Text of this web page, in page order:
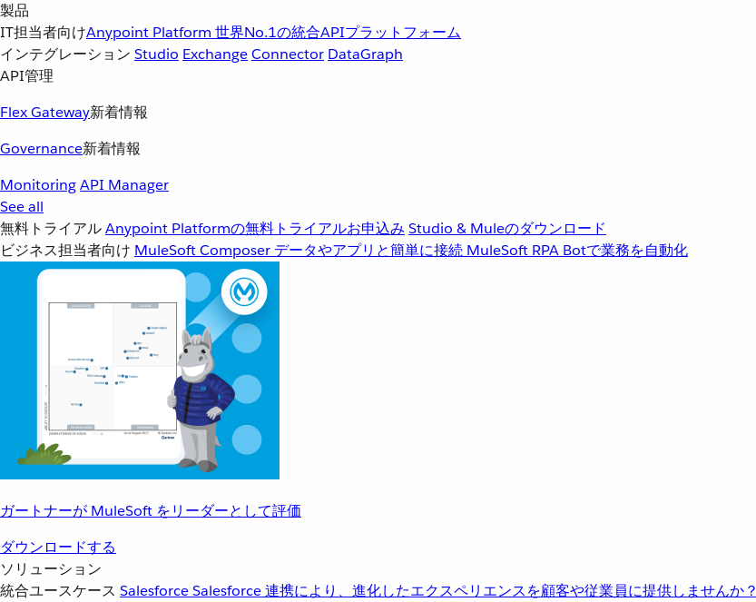
製品
IT担当者向けAnypoint Platform 世界No.1の統合APIプラットフォーム
インテグレーション Studio ExchangeConnector DataGraph
API管理
Flex Gateway新着情報
Governance新着情報
MonitoringAPI Manager
See all
無料トライアルAnypoint Platformの無料トライアルお申込み Studio & Muleのダウンロード
ビジネス担当者向け MuleSoft Composer データやアプリと簡単に接続 MuleSoft RPA Botで業務を自動化
ガートナーが MuleSoft をリーダーとして評価
ダウンロードする
ソリューション
統合ユースケース SalesforceSalesforce 連携により、進化したエクスペリエンスを顧客や従業員に提供しませんか？